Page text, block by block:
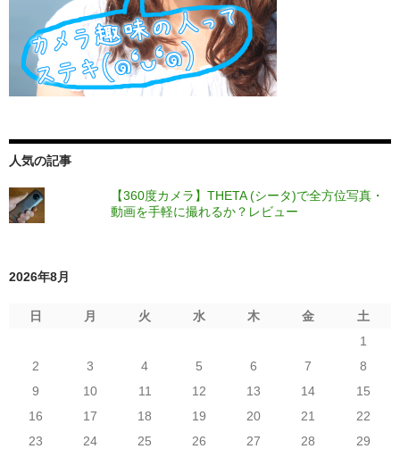
人気の記事
【360度カメラ】THETA (シータ)で全方位写真・
動画を手軽に撮れるか？レビュー
2026年8月
日 月 火 水 木 金 土
1
2
3 4 5 6 7
8
9
10 11 12 13 14
15
16
17 18 19 20 21
22
23
24 25 26 27 28
29